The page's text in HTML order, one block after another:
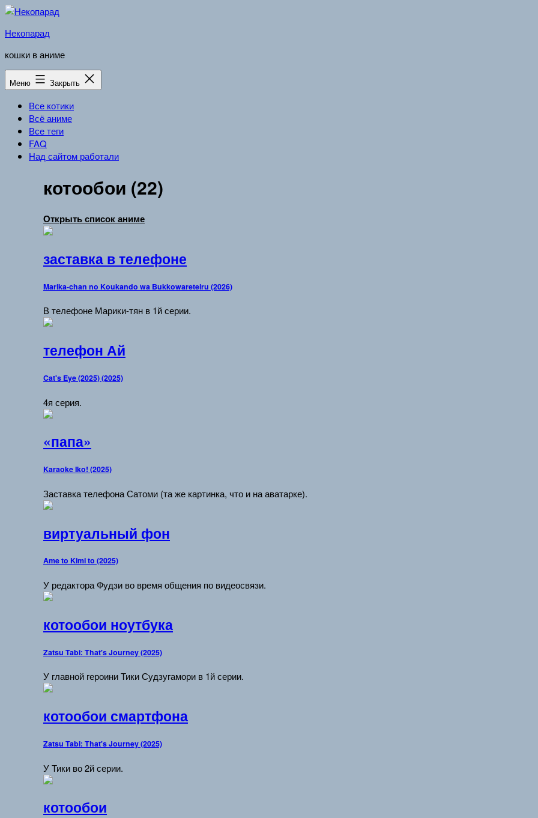
Перейти
содержимому
Некопарад
кошки в аниме
Меню Закрыть
Все котики
Всё аниме
Все теги
FAQ
Над сайтом работали
котообои (22)
Открыть список аниме
заставка в телефоне
Marika-chan no Koukando wa Bukkowareteiru (2026)
В телефоне Марики-тян в 1й серии.
телефон Ай
Cat's Eye (2025) (2025)
4я серия.
«папа»
Karaoke Iko! (2025)
Заставка телефона Сатоми (та же картинка, что и на аватарке).
виртуальный фон
Ame to Kimi to (2025)
У редактора Фудзи во время общения по видеосвязи.
котообои ноутбука
Zatsu Tabi: That's Journey (2025)
У главной героини Тики Судзугамори в 1й серии.
котообои смартфона
Zatsu Tabi: That's Journey (2025)
У Тики во 2й серии.
котообои